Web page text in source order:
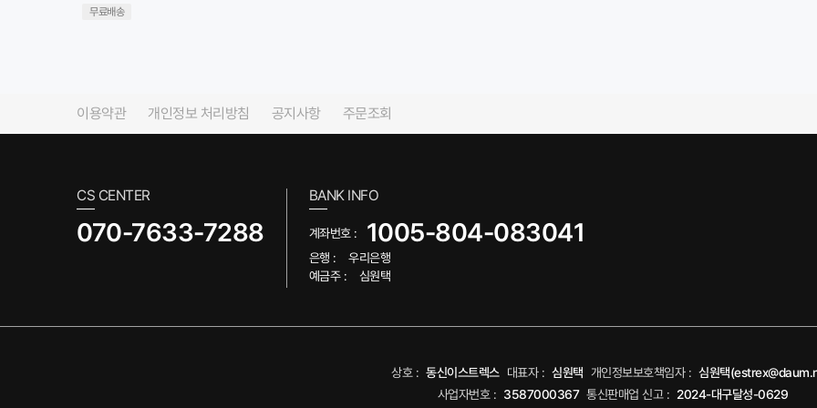
무료배송
이용약관 개인정보 처리방침 공지사항 주문조회
CS CENTER
070-7633-7288
BANK INFO
계좌번호 : 1005-804-083041
은행 :
우리은행
예금주 :
심원택
상호 : 동신이스트렉스 대표자 : 심원택 개인정보보호책임자 : 심원택
사업자번호 : 3587000367 통신판매업 신고 : 2024-대구달성-0629